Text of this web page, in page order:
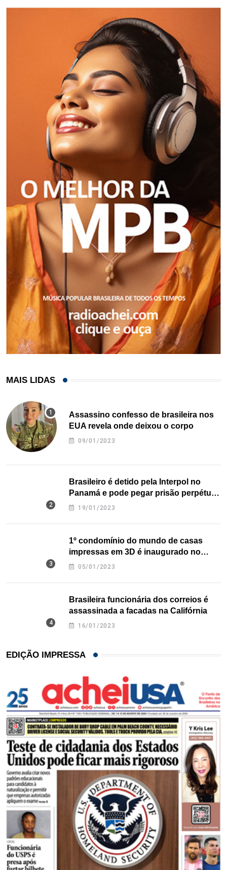
MAIS LIDAS
Assassino confesso de brasileira nos
EUA revela onde deixou o corpo
09/01/2023
Brasileiro é detido pela Interpol no
Panamá e pode pegar prisão perpétua
nos EUA
19/01/2023
1º condomínio do mundo de casas
impressas em 3D é inaugurado no
Texas
05/01/2023
Brasileira funcionária dos correios é
assassinada a facadas na Califórnia
16/01/2023
EDIÇÃO IMPRESSA